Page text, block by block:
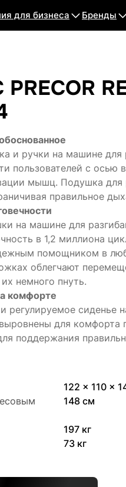
для бизнеса Бренды
и ручки на машине для
пользователей с осью
мышц. Подушка для
правильное
на машине для
в 1,2 миллиона
помощником в
облегчают
немного пнуть.
комфорте
регулируемое сиденье
для комфорта
поддержания
122 x 110 x
148 см
197 кг
73 кг